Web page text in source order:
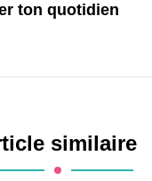
ton quotidien
similaire